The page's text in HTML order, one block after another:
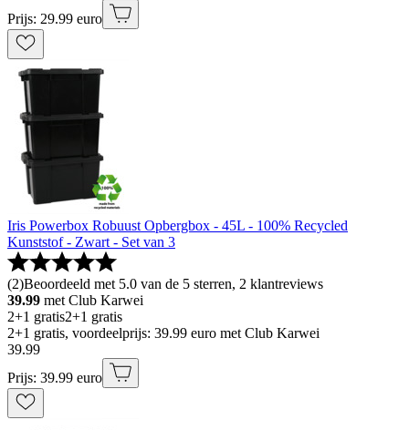
Prijs: 29.99 euro
Iris Powerbox Robuust Opbergbox - 45L - 100% Recycled
Kunststof - Zwart - Set van 3
(2)Beoordeeld met 5.0 van de 5 sterren, 2 klantreviews
39.99 met Club Karwei
2+1 gratis2+1 gratis
2+1 gratis, voordeelprijs: 39.99 euro met Club Karwei
39.99
Prijs: 39.99 euro